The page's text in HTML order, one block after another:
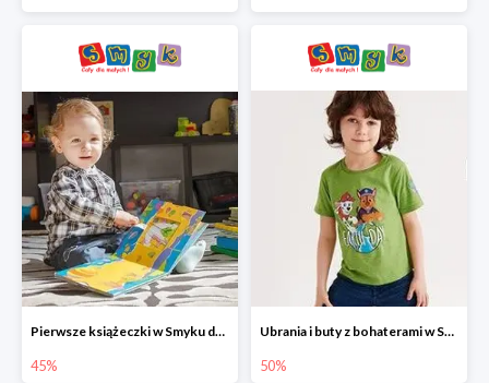
Pierwsze książeczki w Smyku do -45%
45%
Ubrania i buty z bohaterami w Smyku do -50%
50%